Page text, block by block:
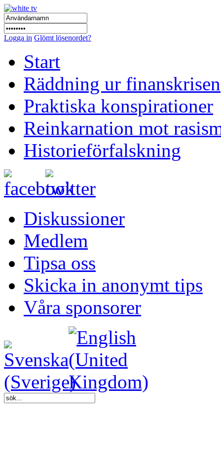
Logga in Glömt lösenordet?
Start
Räddning ur finanskrisen
Praktiska konspirationer
Reinkarnation mot
Historieförfalskning
Diskussioner
Medlem
Tipsa oss
Skicka in anonymt tips
Våra sponsorer